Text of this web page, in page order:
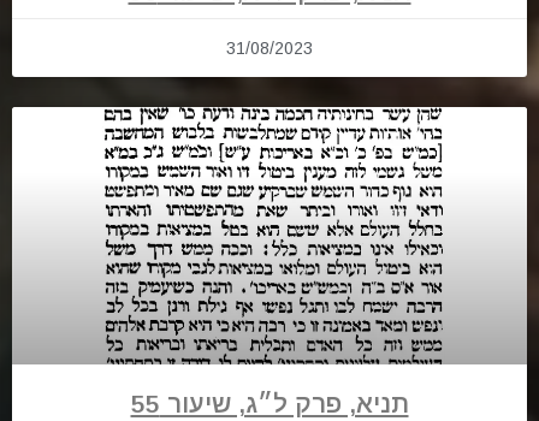
31/08/2023
תניא, פרק ל״ג, שיעור 55